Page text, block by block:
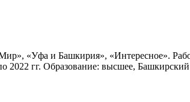
«Уфа и Башкирия», «Интересное».
2022 гг. Образование: высшее,